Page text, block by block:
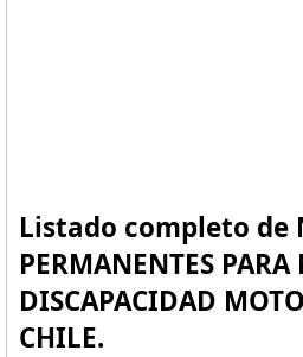
Listado completo de
PERMANENTES
DISCAPACIDAD
CHILE.